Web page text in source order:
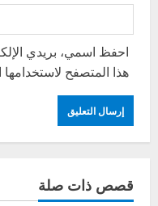
احفظ اسمي، بريدي
هذا المتصفح
قصص ذات صلة